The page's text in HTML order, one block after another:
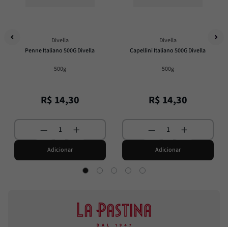
Divella
Penne Italiano 500G Divella
500g
R$ 14,30
Adicionar
Divella
Capellini Italiano 500G Divella
500g
R$ 14,30
Adicionar